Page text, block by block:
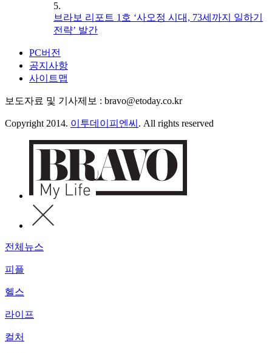
5.
브라보 리포트 1호 ‘사오정 시대, 73세까지 일하기
전략’ 발간
PC버전
공지사항
사이트맵
보도자료 및 기사제보 : bravo@etoday.co.kr
Copyright 2014. 이투데이피엔씨 . All rights reserved
전체뉴스
피플
헬스
라이프
컬처